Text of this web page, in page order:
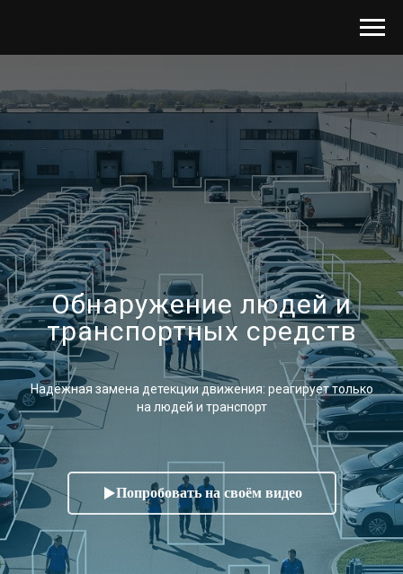
Обнаружение людей и
транспортных средств
Надёжная замена детекции движения: реагирует только
на людей и транспорт
Попробовать на своём видео